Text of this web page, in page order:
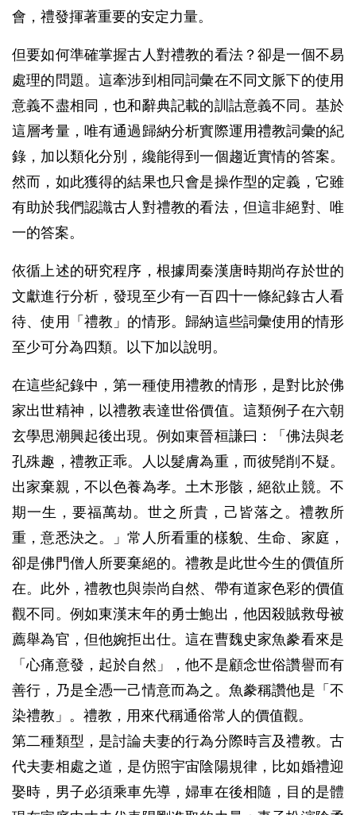
會，禮發揮著重要的安定力量。
但要如何準確掌握古人對禮教的看法？卻是一個不易
處理的問題。這牽涉到相同詞彙在不同文脈下的使用
意義不盡相同，也和辭典記載的訓詁意義不同。基於
這層考量，唯有通過歸納分析實際運用禮教詞彙的紀
錄，加以類化分別，纔能得到一個趨近實情的答案。
然而，如此獲得的結果也只會是操作型的定義，它雖
有助於我們認識古人對禮教的看法，但這非絕對、唯
一的答案。
依循上述的研究程序，根據周秦漢唐時期尚存於世的
文獻進行分析，發現至少有一百四十一條紀錄古人看
待、使用「禮教」的情形。歸納這些詞彙使用的情形
至少可分為四類。以下加以說明。
在這些紀錄中，第一種使用禮教的情形，是對比於佛
家出世精神，以禮教表達世俗價值。這類例子在六朝
玄學思潮興起後出現。例如東晉桓謙曰：「佛法與老
孔殊趣，禮教正乖。人以髮膚為重，而彼髡削不疑。
出家棄親，不以色養為孝。土木形骸，絕欲止競。不
期一生，要福萬劫。世之所貴，己皆落之。禮教所
重，意悉決之。」常人所看重的樣貌、生命、家庭，
卻是佛門僧人所要棄絕的。禮教是此世今生的價值所
在。此外，禮教也與崇尚自然、帶有道家色彩的價值
觀不同。例如東漢末年的勇士鮑出，他因殺賊救母被
薦舉為官，但他婉拒出仕。這在曹魏史家魚豢看來是
「心痛意發，起於自然」，他不是顧念世俗讚譽而有
善行，乃是全憑一己情意而為之。魚豢稱讚他是「不
染禮教」。禮教，用來代稱通俗常人的價值觀。
第二種類型，是討論夫妻的行為分際時言及禮教。古
代夫妻相處之道，是仿照宇宙陰陽規律，比如婚禮迎
娶時，男子必須乘車先導，婦車在後相隨，目的是體